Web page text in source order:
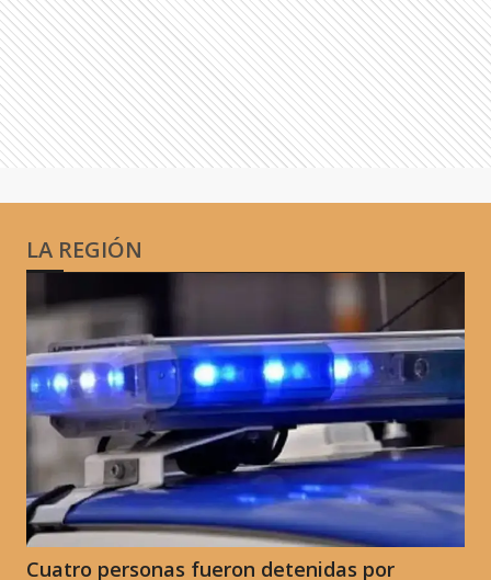
LA REGIÓN
Cuatro personas fueron detenidas por